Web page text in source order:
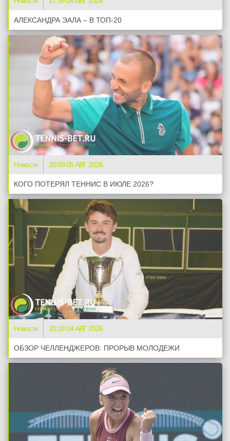
АЛЕКСАНДРА ЭАЛА – В ТОП-20
Новости 20:09 05 АВГ 2026
КОГО ПОТЕРЯЛ ТЕННИС В ИЮЛЕ 2026?
Новости 20:18 04 АВГ 2026
ОБЗОР ЧЕЛЛЕНДЖЕРОВ: ПРОРЫВ МОЛОДЕЖИ